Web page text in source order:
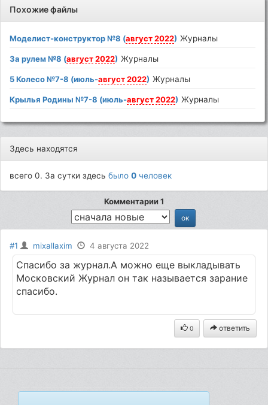
Похожие файлы
Моделист-конструктор №8 (август 2022) Журналы
За рулем №8 (август 2022) Журналы
5 Колесо №7-8 (июль-август 2022) Журналы
Крылья Родины №7-8 (июль-август 2022) Журналы
Здесь находятся
всего 0. За сутки здесьбыло0 человек
Комментарии 1
#1 mixallaxim 4 августа 2022
Спасибо за журнал.А можно еще выкладывать
Московский Журнал он так называется зарание
спасибо.
0 ответить